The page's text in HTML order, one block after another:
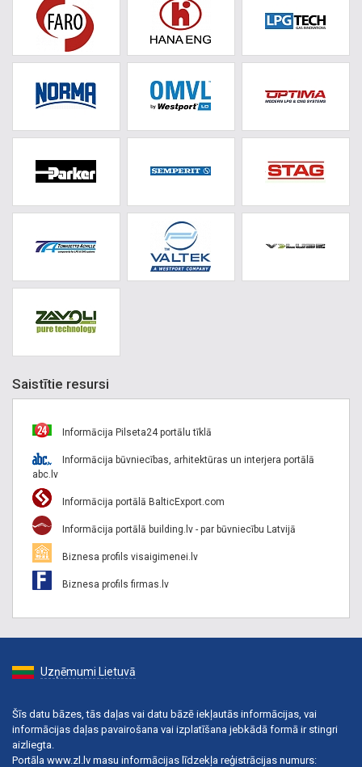
Saistītie resursi
Informācija Pilseta24 portālu tīklā
Informācija būvniecības, arhitektūras un interjera portālā
abc.lv
Informācija portālā BalticExport.com
Informācija portālā building.lv - par būvniecību Latvijā
Biznesa profils visaigimenei.lv
Biznesa profils firmas.lv
Uzņēmumi Lietuvā
Šīs datu bāzes, tās daļas vai datu bāzē iekļautās informācijas, vai
informācijas daļas pavairošana vai izplatīšana jebkādā formā ir stingri
aizliegta.
Portāla www.zl.lv masu informācijas līdzekļa reģistrācijas numurs: